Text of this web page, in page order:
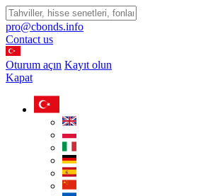
pro@cbonds.info
Contact us
Oturum açın Kayıt olun
Kapat